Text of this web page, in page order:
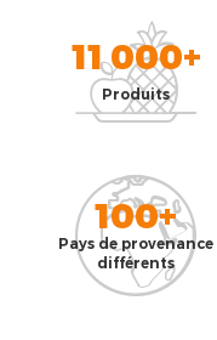
11 000+
Produits
100+
Pays de provenance
différents